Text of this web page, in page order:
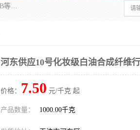
航空煤油（Jet Fuel）是专门为喷气式航空发动机设计的高纯度燃料，主要分为Jet A、Jet A-1和Jet B等类型。其特点是闪点高、低温流动性好，并添加了抗静电剂和抗氧化剂以确保飞行安全。航空煤油需
河东供应10号化妆级白油合成纤维
价格： 7.50 元/千克 起
产品数量： 1000.00千克